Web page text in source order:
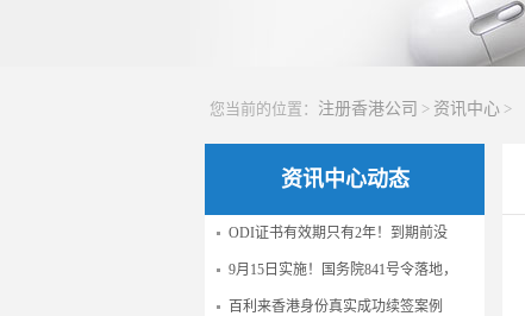
您当前的位置： 注册香港公司 > 资讯中心 >
资讯中心动态
ODI证书有效期只有2年！到期前没
9月15日实施！国务院841号令落地，
百利来香港身份真实成功续签案例